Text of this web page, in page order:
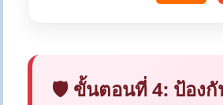
🛡️ ขั้นตอนที่ 4: ป้องกั